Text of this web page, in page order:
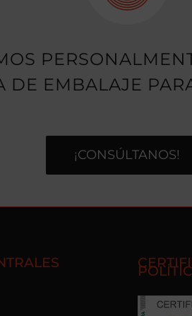
DE EMBALAJE
¡CONSÚLTANOS!